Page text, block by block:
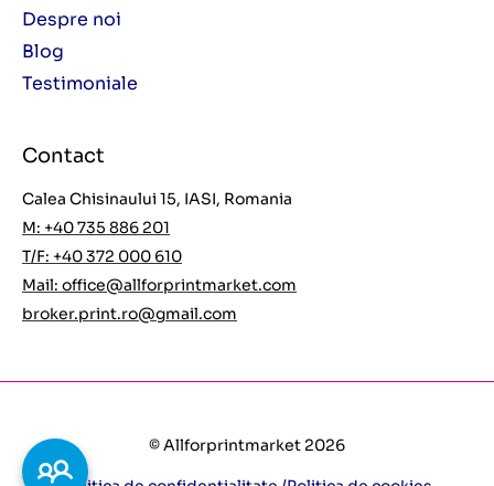
Despre noi
Blog
Testimoniale
Contact
Calea Chisinaului 15, IASI, Romania
M: +40 735 886 201
T/F: +40 372 000 610
Mail: office@allforprintmarket.com
broker.print.ro@gmail.com
© Allforprintmarket 2026